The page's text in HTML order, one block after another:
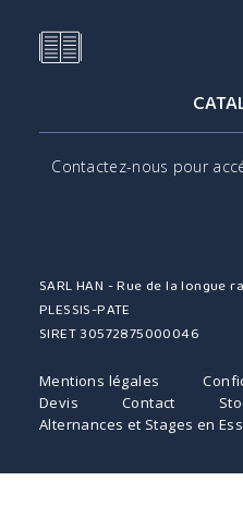
Contactez-nous pour
SARL HAN - Rue de la longue
PLESSIS-PATE
SIRET 30572875000046
Mentions légales
Devis
Contact
Alternances et Stages en